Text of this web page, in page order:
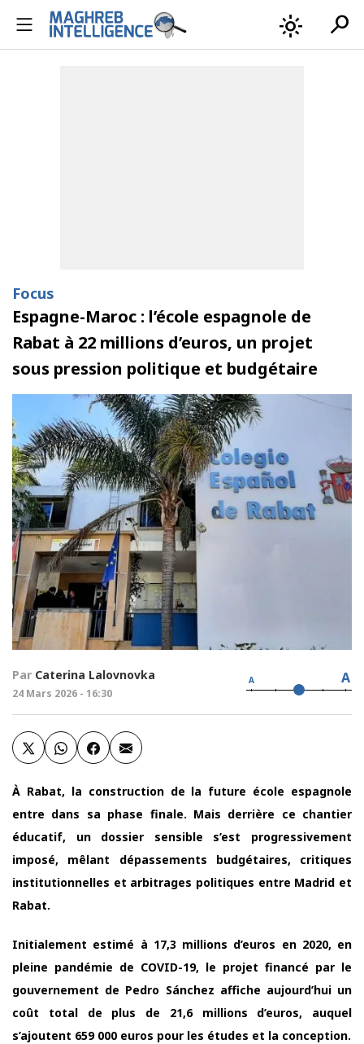
light_mode search
Focus
Espagne-Maroc : l’école espagnole de
Rabat à 22 millions d’euros, un projet
sous pression politique et budgétaire
Par Caterina Lalovnovka
24 Mars 2026 - 16:30
A A
À Rabat, la construction de la future école espagnole
entre dans sa phase finale. Mais derrière ce chantier
éducatif, un dossier sensible s’est progressivement
imposé, mêlant dépassements budgétaires, critiques
institutionnelles et arbitrages politiques entre Madrid et
Rabat.
Initialement estimé à 17,3 millions d’euros en 2020, en
pleine pandémie de COVID-19, le projet financé par le
gouvernement de Pedro Sánchez affiche aujourd’hui un
coût total de plus de 21,6 millions d’euros, auquel
s’ajoutent 659 000 euros pour les études et la conception.